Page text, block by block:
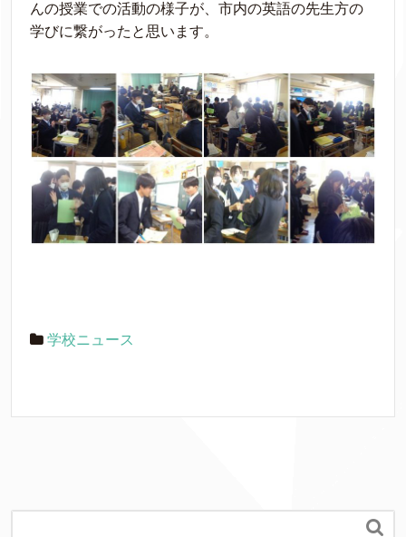
んの授業での活動の様子が、市内の英語の先生方の
学びに繋がったと思います。
学校ニュース
